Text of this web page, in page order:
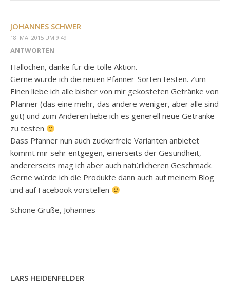
JOHANNES SCHWER
18. MAI 2015 UM 9:49
ANTWORTEN
Hallöchen, danke für die tolle Aktion.
Gerne würde ich die neuen Pfanner-Sorten testen. Zum
Einen liebe ich alle bisher von mir gekosteten Getränke von
Pfanner (das eine mehr, das andere weniger, aber alle sind
gut) und zum Anderen liebe ich es generell neue Getränke
zu testen
Dass Pfanner nun auch zuckerfreie Varianten anbietet
kommt mir sehr entgegen, einerseits der Gesundheit,
andererseits mag ich aber auch natürlicheren Geschmack.
Gerne würde ich die Produkte dann auch auf meinem Blog
und auf Facebook vorstellen
Schöne Grüße, Johannes
LARS HEIDENFELDER